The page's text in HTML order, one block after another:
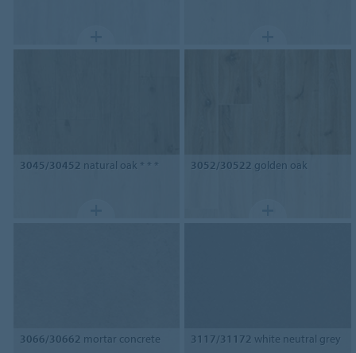
3045/30452 natural oak * * * 3052/30522 golden oak
3066/30662 mortar concrete 3117/31172 white neutral grey